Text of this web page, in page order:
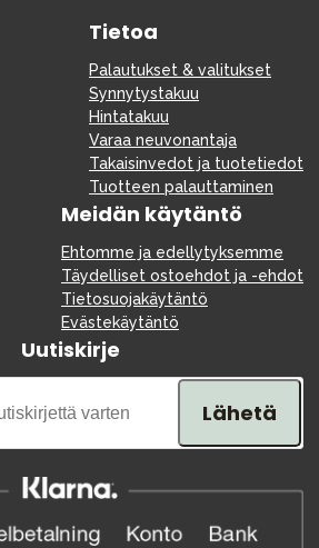
Tietoa
Palautukset & valitukset
Synnytystakuu
Hintatakuu
Varaa neuvonantaja
Takaisinvedot ja tuotetiedot
Tuotteen palauttaminen
Meidän käytäntö
Ehtomme ja edellytyksemme
Täydelliset ostoehdot ja -ehdot
Tietosuojakäytäntö
Evästekäytäntö
Uutiskirje
Lähetä